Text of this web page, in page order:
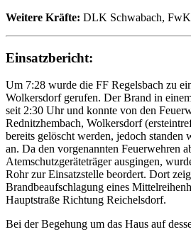
Weitere Kräfte: DLK Schwabach, FwK
Einsatzbericht:
Um 7:28 wurde die FF Regelsbach zu
Wolkersdorf gerufen. Der Brand in
seit 2:30 Uhr und konnte von den
Rednitzhembach, Wolkersdorf
bereits gelöscht werden, jedoch standen
an. Da den vorgenannten Feuerwehren
Atemschutzgeräteträger ausgingen,
Rohr zur Einsatzstelle beordert. Dort
Brandbeaufschlagung eines
Hauptstraße Richtung Reichelsdorf.
Bei der Begehung um das Haus auf